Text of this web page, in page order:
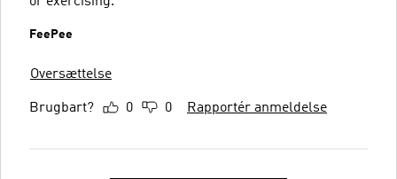
FeePee
Oversættelse
Brugbart? 0 0 Rapportér anmeldelse